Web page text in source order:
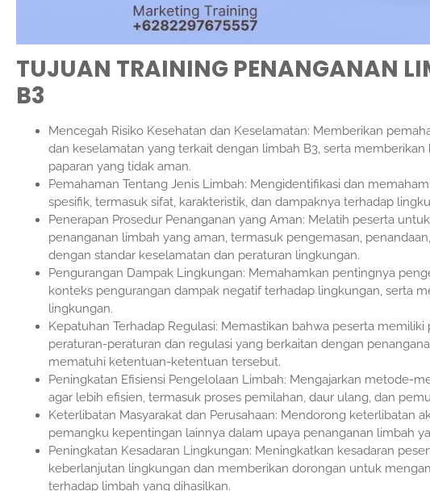
TUJUAN TRAINING PENANGANAN
B3
Mencegah Risiko Kesehatan dan Keselamatan: Memberikan
dan keselamatan yang terkait dengan limbah B3, serta
paparan yang tidak aman.
Pemahaman Tentang Jenis Limbah: Mengidentifikasi dan
spesifik, termasuk sifat, karakteristik, dan dampaknya terhadap
Penerapan Prosedur Penanganan yang Aman: Melatih peserta
penanganan limbah yang aman, termasuk pengemasan,
dengan standar keselamatan dan peraturan lingkungan.
Pengurangan Dampak Lingkungan: Memahamkan pentingnya
konteks pengurangan dampak negatif terhadap lingkungan, serta
lingkungan.
Kepatuhan Terhadap Regulasi: Memastikan bahwa peserta
peraturan-peraturan dan regulasi yang berkaitan dengan
mematuhi ketentuan-ketentuan tersebut.
Peningkatan Efisiensi Pengelolaan Limbah: Mengajarkan metode-
agar lebih efisien, termasuk proses pemilahan, daur ulang, dan
Keterlibatan Masyarakat dan Perusahaan: Mendorong keterlibatan
pemangku kepentingan lainnya dalam upaya penanganan limbah
Peningkatan Kesadaran Lingkungan: Meningkatkan kesadaran
keberlanjutan lingkungan dan memberikan dorongan untuk
terhadap limbah yang dihasilkan.